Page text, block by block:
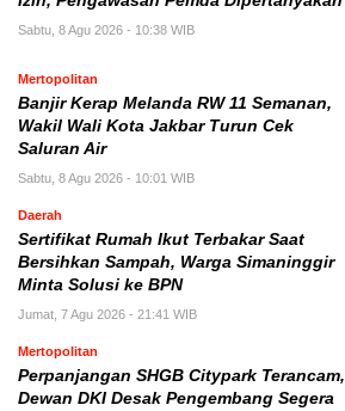
Sabtu, 8 Agu 2026 - 10:38 WIB
Mertopolitan
Banjir Kerap Melanda RW 11 Semanan,
Wakil Wali Kota Jakbar Turun Cek
Saluran Air
Sabtu, 8 Agu 2026 - 10:01 WIB
Daerah
Sertifikat Rumah Ikut Terbakar Saat
Bersihkan Sampah, Warga Simaninggir
Minta Solusi ke BPN
Jumat, 7 Agu 2026 - 21:41 WIB
Mertopolitan
Perpanjangan SHGB Citypark Terancam,
Dewan DKI Desak Pengembang Segera